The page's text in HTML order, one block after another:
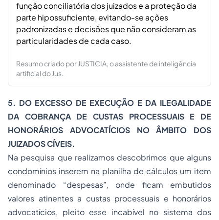
função conciliatória dos juizados e a proteção da
parte hipossuficiente, evitando-se ações
padronizadas e decisões que não consideram as
particularidades de cada caso.
Resumo criado por JUSTICIA, o assistente de inteligência
artificial do Jus.
5. DO EXCESSO DE EXECUÇÃO E DA ILEGALIDADE
DA COBRANÇA DE CUSTAS PROCESSUAIS E DE
HONORÁRIOS ADVOCATÍCIOS NO ÂMBITO DOS
JUIZADOS CÍVEIS.
Na pesquisa que realizamos descobrimos que alguns
condomínios inserem na planilha de cálculos um item
denominado “despesas”, onde ficam embutidos
valores atinentes a custas processuais e honorários
advocatícios, pleito esse incabível no sistema dos